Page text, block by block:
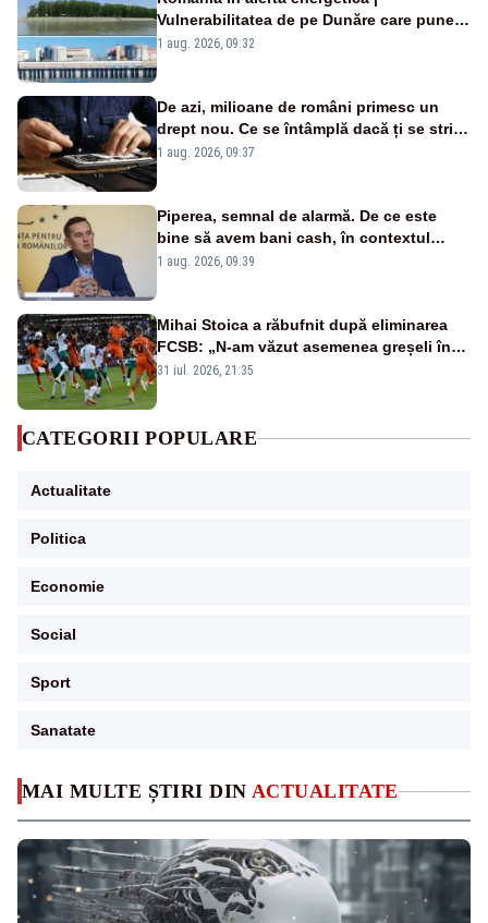
MAI MULTE ȘTIRI DIN ACTUALITATE
Vulnerabilitatea de pe Dunăre care pune
în pericol Centrala Cernavodă era
1 aug. 2026, 09:32
De azi, milioane de români primesc un
drept nou. Ce se întâmplă dacă ți se strică
un produs
1 aug. 2026, 09:37
Piperea, semnal de alarmă. De ce este
bine să avem bani cash, în contextul
alertei energetice?
1 aug. 2026, 09:39
Mihai Stoica a răbufnit după eliminarea
FCSB: „N-am văzut asemenea greșeli în
190 de meciuri europene”
31 iul. 2026, 21:35
CATEGORII POPULARE
Actualitate
Politica
Economie
Social
Sport
Sanatate